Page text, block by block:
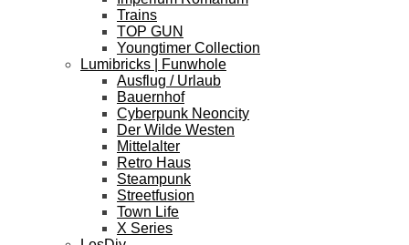
Trains
TOP GUN
Youngtimer Collection
Lumibricks | Funwhole
Ausflug / Urlaub
Bauernhof
Cyberpunk Neoncity
Der Wilde Westen
Mittelalter
Retro Haus
Steampunk
Streetfusion
Town Life
X Series